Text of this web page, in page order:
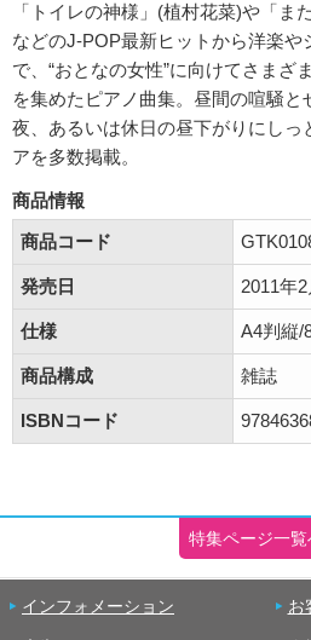
「トイレの神様」(植村花菜)や「ま
などのJ-POP最新ヒットから洋楽や
で、“おとなの女性”に向けてさまざ
を集めたピアノ曲集。昼間の喧騒と
夜、あるいは休日の昼下がりにしっ
アを多数掲載。
商品情報
商品コード
発売日 2011年
仕様 A4判縦/
商品構成 雑誌
ISBNコード
特集ページ一覧
インフォメーション お